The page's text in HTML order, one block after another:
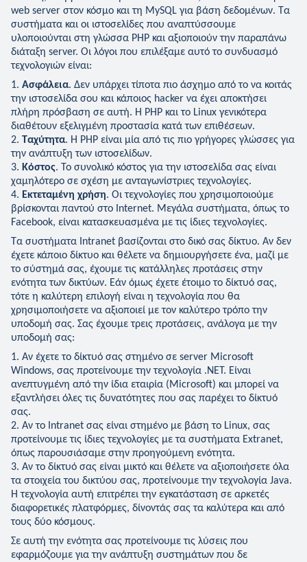
Domains
Διαφημίσεις
Software
Υποστήριξη
Portfolio
Επικοινωνία
web server στον κόσμο και τη MySQL για βάση δεδομένων. Τα
συστήματα και οι ιστοσελίδες που αναπτύσσουμε
υλοποιούνται στη γλώσσα PHP και αξιοποιούν την παραπάνω
διάταξη server. Οι λόγοι που επιλέξαμε αυτό το συνδυασμό
τεχνολογιών είναι:
Ασφάλεια. Δεν υπάρχει τίποτα πιο άσχημο από το να κοιτάς
την ιστοσελίδα σου και κάποιος hacker να έχει αποκτήσει
πλήρη πρόσβαση σε αυτή. Η PHP και το Linux γενικότερα
διαθέτουν εξελιγμένη προστασία κατά των επιθέσεων.
Ταχύτητα. Η PHP είναι μία από τις πιο γρήγορες γλώσσες για
την ανάπτυξη των ιστοσελίδων.
Κόστος. Το συνολικό κόστος για την ιστοσελίδα σας είναι
χαμηλότερο σε σχέση με ανταγωνίστριες τεχνολογίες.
Εκτεταμένη χρήση. Οι τεχνολογίες που χρησιμοποιούμε
βρίσκονται παντού στο Internet. Μεγάλα συστήματα, όπως το
Facebook, είναι κατασκευασμένα με τις ίδιες τεχνολογίες.
Τα συστήματα Intranet βασίζονται στο δικό σας δίκτυο. Αν δεν
έχετε κάποιο δίκτυο και θέλετε να δημιουργήσετε ένα, μαζί με
το σύστημά σας, έχουμε τις κατάλληλες προτάσεις στην
ενότητα των δικτύων. Εάν όμως έχετε έτοιμο το δίκτυό σας,
τότε η καλύτερη επιλογή είναι η τεχνολογία που θα
χρησιμοποιήσετε να αξιοποιεί με τον καλύτερο τρόπο την
υποδομή σας. Σας έχουμε τρεις προτάσεις, ανάλογα με την
υποδομή σας:
Αν έχετε το δίκτυό σας στημένο σε server Microsoft
Windows, σας προτείνουμε την τεχνολογία .NET. Είναι
ανεπτυγμένη από την ίδια εταιρία (Microsoft) και μπορεί να
εξαντλήσει όλες τις δυνατότητες που σας παρέχει το δίκτυό
σας.
Αν το Intranet σας είναι στημένο με βάση το Linux, σας
προτείνουμε τις ίδιες τεχνολογίες με τα συστήματα Extranet,
όπως παρουσιάσαμε στην προηγούμενη ενότητα.
Αν το δίκτυό σας είναι μικτό και θέλετε να αξιοποιήσετε όλα
τα στοιχεία του δικτύου σας, προτείνουμε την τεχνολογία Java.
Η τεχνολογία αυτή επιτρέπει την εγκατάσταση σε αρκετές
διαφορετικές πλατφόρμες, δίνοντάς σας τα καλύτερα και από
τους δύο κόσμους.
Σε αυτή την ενότητα σας προτείνουμε τις λύσεις που
εφαρμόζουμε για την ανάπτυξη συστημάτων που δε